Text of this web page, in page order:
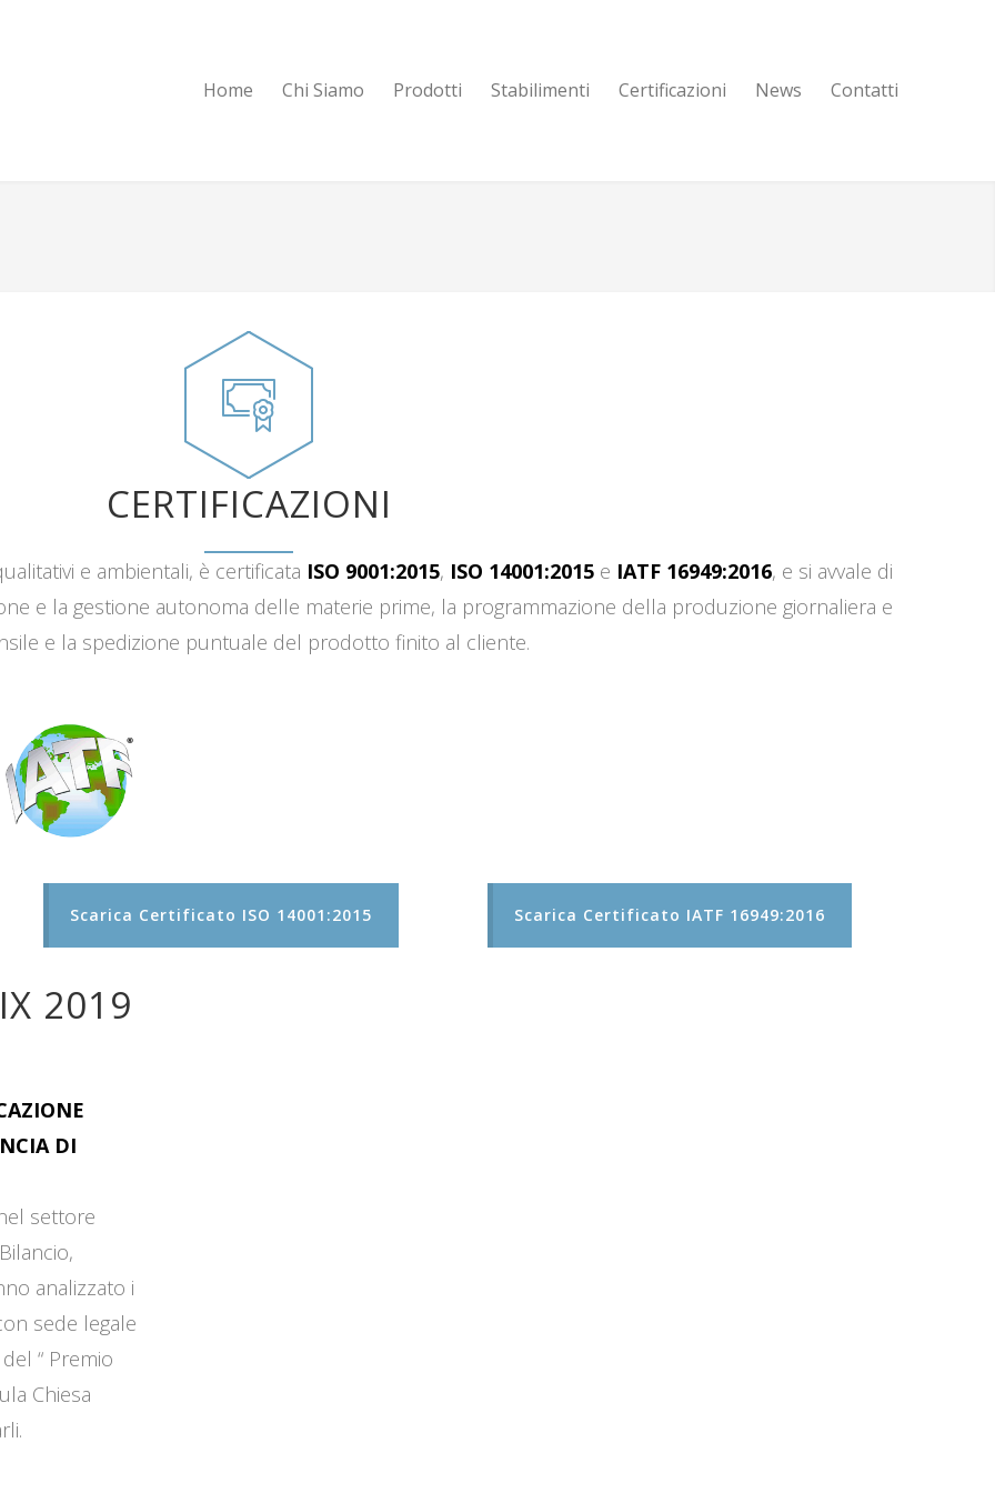
Home Chi Siamo Prodotti Stabilimenti Certificazioni News Contatti
CERTIFICAZIONI
e ambientali, è certificata ISO 9001:2015, ISO 14001:2015 e IATF 16949:2016, e si avvale di
e la gestione autonoma delle materie prime, la programmazione della produzione giornaliera e
e la spedizione puntuale del prodotto finito al cliente.
Scarica Certificato ISO 14001:2015 Scarica Certificato IATF 16949:2016
2019
DI
settore
analizzato i
sede legale
“ Premio
Chiesa